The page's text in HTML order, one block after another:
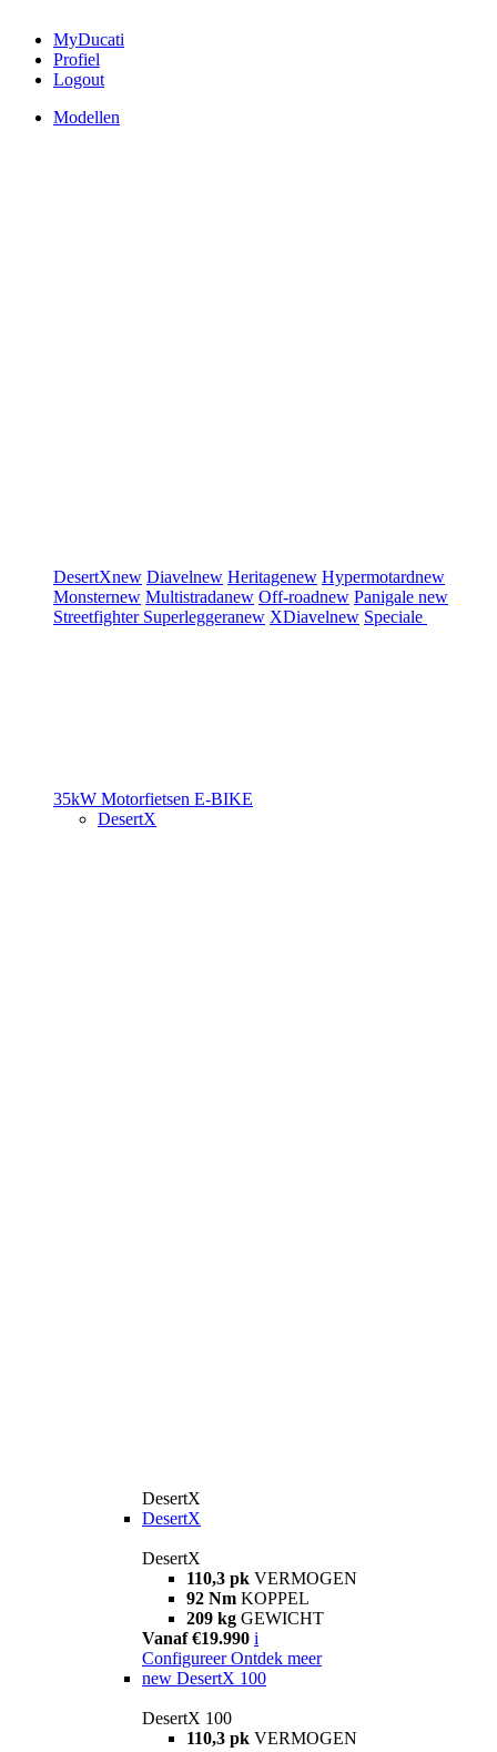
MyDucati
Profiel
Logout
Modellen
DesertXnew Diavelnew Heritagenew Hypermotardnew
Monsternew Multistradanew Off-roadnew Panigale new
Streetfighter Superleggeranew XDiavelnew Speciale
35kW Motorfietsen E-BIKE
DesertX
DesertX
DesertX
DesertX
110,3 pk VERMOGEN
92 Nm KOPPEL
209 kg GEWICHT
Vanaf €19.990 i
Configureer Ontdek meer
new DesertX 100
DesertX 100
110,3 pk VERMOGEN